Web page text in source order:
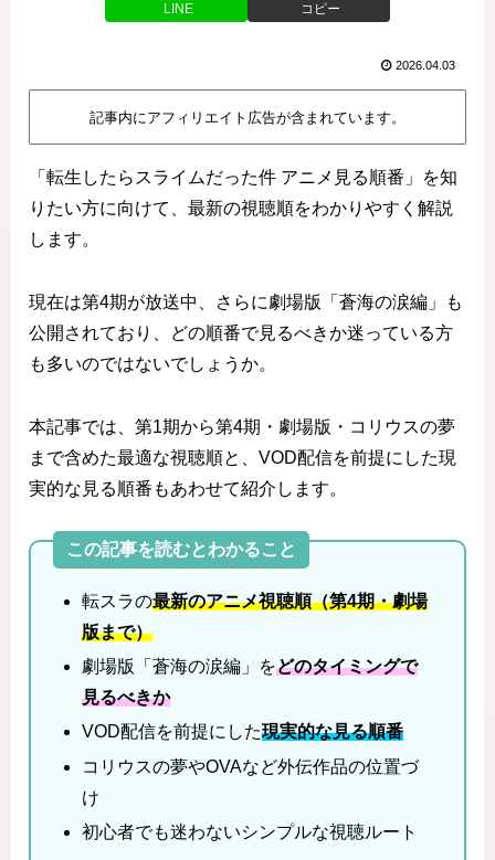
LINE コピー
2026.04.03
記事内にアフィリエイト広告が含まれています。
「転生したらスライムだった件 アニメ見る順番」を知
りたい方に向けて、最新の視聴順をわかりやすく解説
します。
現在は第4期が放送中、さらに劇場版「蒼海の涙編」も
公開されており、どの順番で見るべきか迷っている方
も多いのではないでしょうか。
本記事では、第1期から第4期・劇場版・コリウスの夢
まで含めた最適な視聴順と、VOD配信を前提にした現
実的な見る順番もあわせて紹介します。
この記事を読むとわかること
転スラの最新のアニメ視聴順（第4期・劇場
版まで）
劇場版「蒼海の涙編」をどのタイミングで
見るべきか
VOD配信を前提にした現実的な見る順番
コリウスの夢やOVAなど外伝作品の位置づ
け
初心者でも迷わないシンプルな視聴ルート